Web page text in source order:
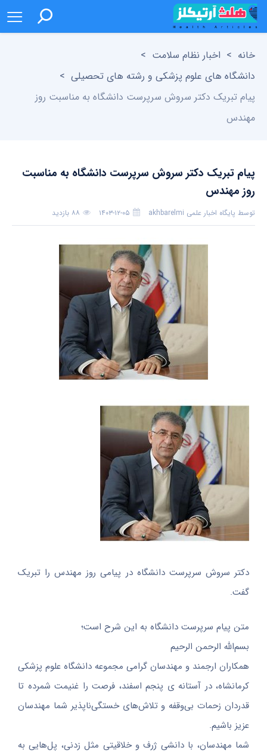
خانه > اخبار نظام سلامت >
دانشگاه های علوم پزشکی و رشته های تحصیلی >
پیام تبریک دکتر سروش سرپرست دانشگاه به مناسبت روز
مهندس
پیام تبریک دکتر سروش سرپرست دانشگاه به مناسبت
روز مهندس
توسط پایگاه اخبار علمی akhbarelmi ۱۴۰۳-۱۲-۰۵
۸۸ بازدید
بدون دیدگاه
دکتر سروش سرپرست دانشگاه در پیامی روز مهندس را تبریک
گفت.
متن پیام سرپرست دانشگاه به این شرح است؛
بسم‌الله الرحمن الرحیم
همکاران ارجمند و مهندسان گرامی مجموعه دانشگاه علوم پزشکی
کرمانشاه، در آستانه ی پنجم اسفند، فرصت را غنیمت شمرده تا
قدردان زحمات بی‌وقفه و تلاش‌های خستگی‌ناپذیر شما مهندسان
عزیز باشیم.
شما مهندسان، با دانشی ژرف و خلاقیتی مثل زدنی، پل‌هایی به